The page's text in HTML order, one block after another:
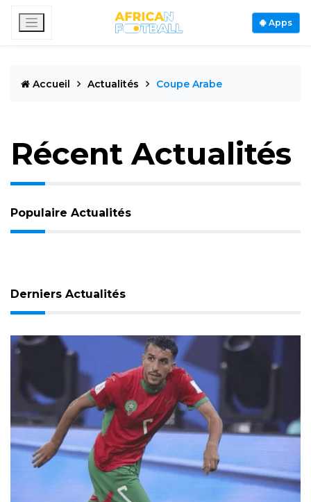
Apps
Accueil Actualités Coupe Arabe
Récent Actualités
Populaire Actualités
Derniers Actualités